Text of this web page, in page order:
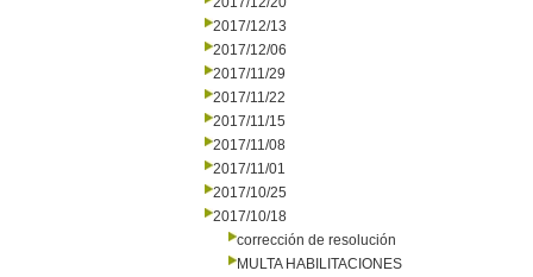
2017/12/13
2017/12/06
2017/11/29
2017/11/22
2017/11/15
2017/11/08
2017/11/01
2017/10/25
2017/10/18
corrección de resolución
MULTA HABILITACIONES